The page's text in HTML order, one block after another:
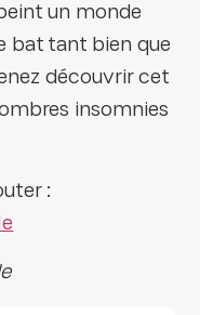
un monde
bat tant bien que
découvrir cet
insomnies
: